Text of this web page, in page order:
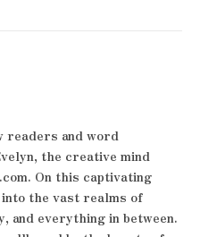
readers and word
the creative mind
On this captivating
the vast realms of
and everything in between.